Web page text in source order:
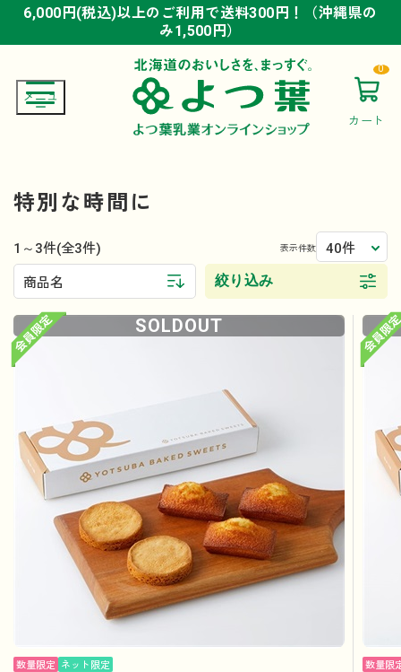
6,000円(税込)以上のご利用で送料300円！（沖縄県の
み1,500円）
6,000円(税込)以上のご利用で送料300円！（沖縄県の
み1,500円）
6,000円(税込)以上のご利用で送料300円！（沖縄県の
み1,500円）
カート
0
特別な時間に
1～3件(全3件) 表示件数 40件
商品名 絞り込み
数量限定 ネット限定
SOLDOUT
数量限